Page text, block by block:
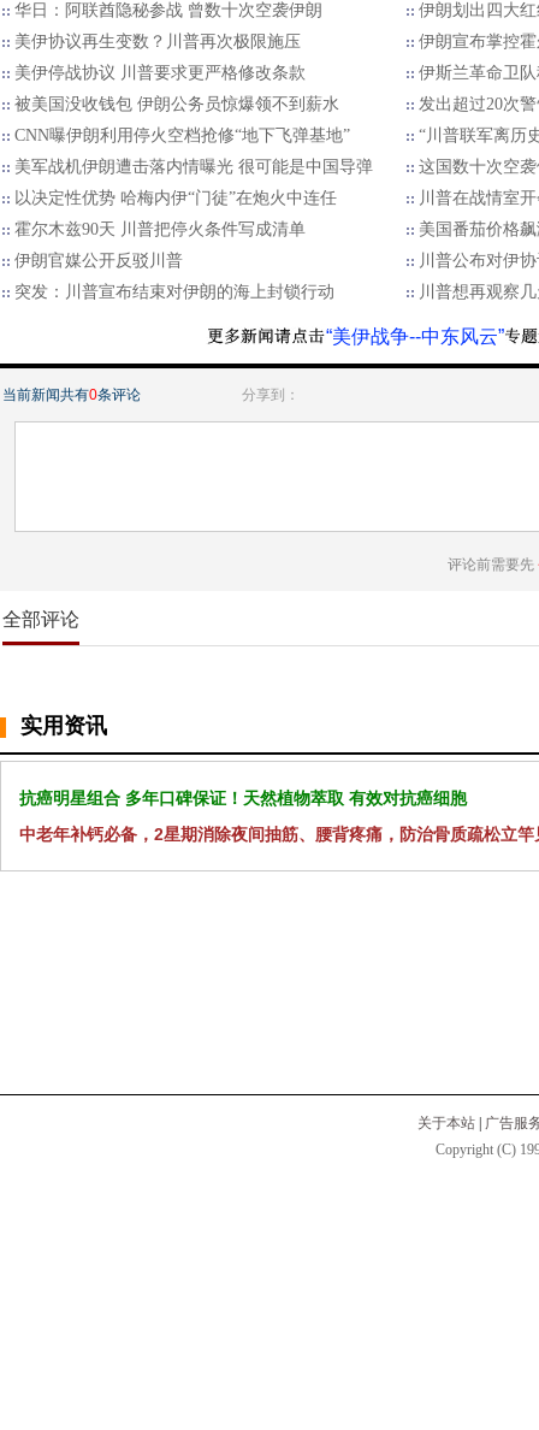
华日：阿联酋隐秘参战 曾数十次空袭伊朗
伊朗划出四大
美伊协议再生变数？川普再次极限施压
伊朗宣布掌控
美伊停战协议 川普要求更严格修改条款
伊斯兰革命卫
被美国没收钱包 伊朗公务员惊爆领不到薪水
发出超过20次
CNN曝伊朗利用停火空档抢修“地下飞弹基地”
“川普联军离历
美军战机伊朗遭击落内情曝光 很可能是中国导弹
这国数十次空
以决定性优势 哈梅内伊“门徒”在炮火中连任
川普在战情室
霍尔木兹90天 川普把停火条件写成清单
美国番茄价格
伊朗官媒公开反驳川普
川普公布对伊
突发：川普宣布结束对伊朗的海上封锁行动
川普想再观察
“美伊战争--中东风云”
当前新闻共有0条评论 分享到：
评论前需要先
全部评论
实用资讯
抗癌明星组合 多年口碑保证！天然植物萃取 有效对抗癌细胞
中老年补钙必备，2星期消除夜间抽筋、腰背疼痛，防治骨质疏松立竿
关于本站
广告服
Copyright (C)